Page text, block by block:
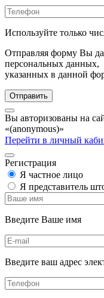
Используйте только
Отправляя форму Вы
персональных данных,
указанных в данной
Отправить
Вы авторизованы на
«(anonymous)»
Перейти в личный
Регистрация
Я частное лицо
Я представитель
Введите Ваше имя
Введите ваш адрес